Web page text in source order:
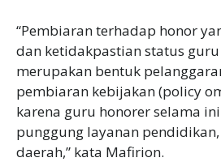
“Pembiaran terhadap honor
dan ketidakpastian status
merupakan bentuk
pembiaran kebijakan (policy
karena guru honorer selama
punggung layanan
daerah,” kata Mafirion.